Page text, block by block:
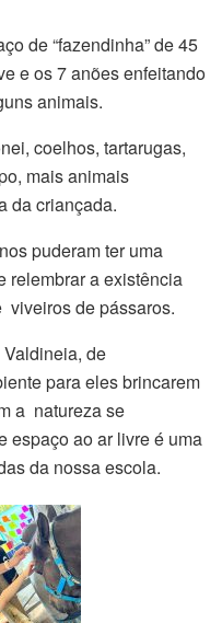
de “fazendinha” de 45
e os 7 anões enfeitando
animais.
coelhos, tartarugas,
mais animais
da criançada.
puderam ter uma
relembrar a existência
viveiros de pássaros.
de
para eles brincarem
a natureza se
espaço ao ar livre é uma
da nossa escola.